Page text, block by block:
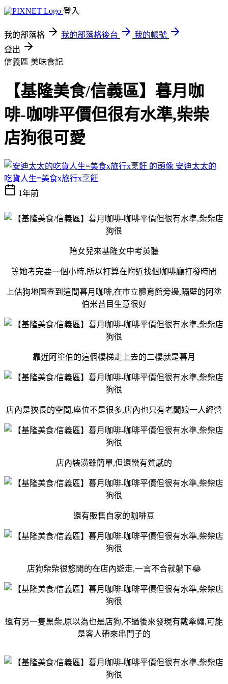
登入
我的部落格 我的部落格後台
我的帳號
登出
信義區 美味食記
【基隆美食/信義區】暮月咖
啡-咖啡平價但很有水準,柴柴
店狗很可愛
安迪太太的
吃貨人生=美食x旅行x烹飪
1年前
陪女兒來基隆女中考英聽
等她考完要一個小時,所以打算在附近找個咖啡廳打發時間
上估狗地圖查到這間暮月咖啡,在巿立體育館旁邊,隔壁的阿塗
伯米苔目生意很好
靠近阿塗伯的這個樓梯走上去的二樓就是暮月
店內是狹長的空間,座位不是很多,店內也只有老闆娘一人經營
店內裝潢雖簡單,但還蠻有質感的
還有販售自家的咖啡豆
店狗柴柴很悠閒的在店內遊走,一言不合就躺下😂
還有另一隻黑柴,原以為也是店狗,不過後來發現有戴牽繩,可能
是客人帶來串門子的